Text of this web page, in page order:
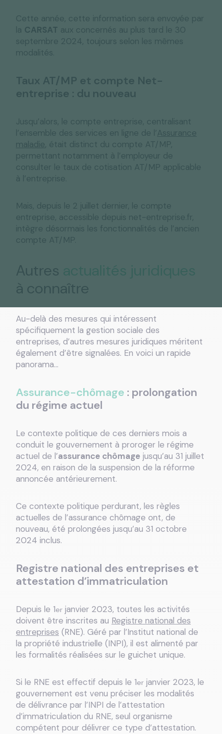
Cette année, cette information sera envoyée par
la CARSAT aux concernés au plus tard le 30
septembre 2024, toujours selon les mêmes
modalités.
Taux AT/MP et compte Net-
entreprise : du nouveau
Jusqu’alors, le compte entreprise, centralisant
l’ensemble des services en ligne de l’Assurance
maladie, était distinct du compte AT/MP,
permettant notamment à l’employeur de
consulter le taux de cotisation AT/MP applicable
à l’entreprise.
Mais, depuis le 2 juillet dernier, le compte
entreprise, accessible depuis net-entreprise.fr,
intègre désormais les fonctionnalités de l’ancien
compte AT/MP.
Autres actualités juridiques
à connaître
Au-delà des mesures qui intéressent
spécifiquement la gestion sociale des
entreprises, d’autres mesures juridiques méritent
également d’être signalées. En voici un rapide
panorama…
Assurance-chômage : prolongation
du régime actuel
Le contexte politique de ces derniers mois a
conduit le gouvernement à proroger le régime
actuel de l’assurance chômage jusqu’au 31 juillet
2024, en raison de la suspension de la réforme
annoncée antérieurement.
Ce contexte politique perdurant, les règles
actuelles de l’assurance chômage ont, de
nouveau, été prolongées jusqu’au 31 octobre
2024 inclus.
Registre national des entreprises et
attestation d’immatriculation
Depuis le 1er janvier 2023, toutes les activités
doivent être inscrites au Registre national des
entreprises (RNE). Géré par l’Institut national de
la propriété industrielle (INPI), il est alimenté par
les formalités réalisées sur le guichet unique.
Si le RNE est effectif depuis le 1er janvier 2023, le
gouvernement est venu préciser les modalités
de délivrance par l’INPI de l’attestation
d’immatriculation du RNE, seul organisme
compétent pour délivrer ce type d’attestation.